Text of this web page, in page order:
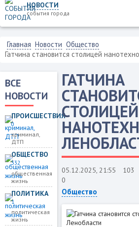
НОВОСТИ
события города
Главная Новости Общество
Гатчина становится столицей
ВСЕ
НОВОСТИ
ПРОИСШЕСТВИЯ
0
криминал,
ДТП
ОБЩЕСТВО
332
общественная
жизнь
ПОЛИТИКА
1
политическая
жизнь
ГАТЧИНА
СТОЛИЦЕЙ
05.12.2025, 21:55
103
0
Общество